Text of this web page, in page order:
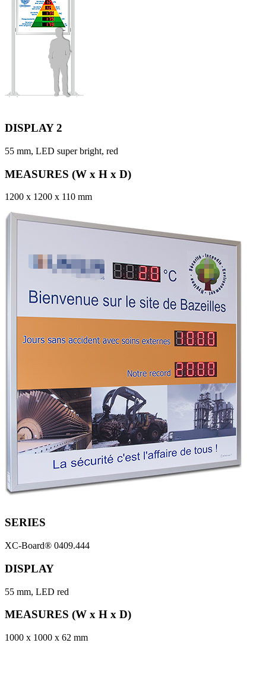
DISPLAY 2
55 mm, LED super bright, red
MEASURES (W x H x D)
1200 x 1200 x 110 mm
SERIES
XC-Board® 0409.444
DISPLAY
55 mm, LED red
MEASURES (W x H x D)
1000 x 1000 x 62 mm